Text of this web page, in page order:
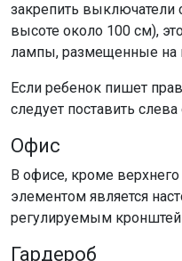
закрепить выключатели
высоте около 100 см),
лампы, размещенные на
Если ребенок пишет
следует поставить слева
Офис
В офисе, кроме
элементом является
регулируемым
Гардероб